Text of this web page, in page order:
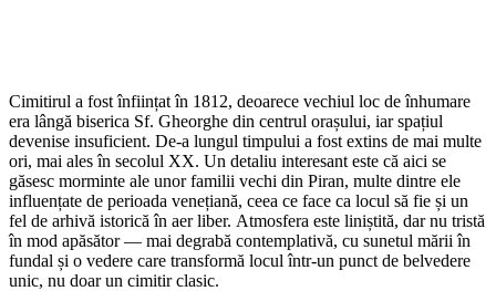
Cimitirul a fost înființat în 1812, deoarece vechiul loc de înhumare
era lângă biserica Sf. Gheorghe din centrul orașului, iar spațiul
devenise insuficient. De-a lungul timpului a fost extins de mai multe
ori, mai ales în secolul XX. Un detaliu interesant este că aici se
găsesc morminte ale unor familii vechi din Piran, multe dintre ele
influențate de perioada venețiană, ceea ce face ca locul să fie și un
fel de arhivă istorică în aer liber. Atmosfera este liniștită, dar nu tristă
în mod apăsător — mai degrabă contemplativă, cu sunetul mării în
fundal și o vedere care transformă locul într-un punct de belvedere
unic, nu doar un cimitir clasic.